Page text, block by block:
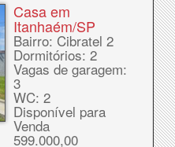
Casa em
Itanhaém/SP
Bairro: Cibratel 2
Dormitórios: 2
Vagas de garagem:
3
WC: 2
Disponível para
Venda
599.000,00